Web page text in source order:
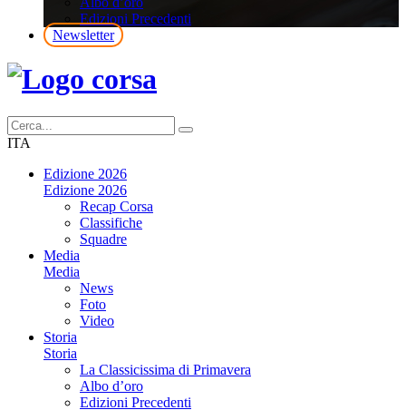
Edizioni Precedenti
Newsletter
ITA
Edizione 2026
Edizione 2026
Recap Corsa
Classifiche
Squadre
Media
Media
News
Foto
Video
Storia
Storia
La Classicissima di Primavera
Albo d’oro
Edizioni Precedenti